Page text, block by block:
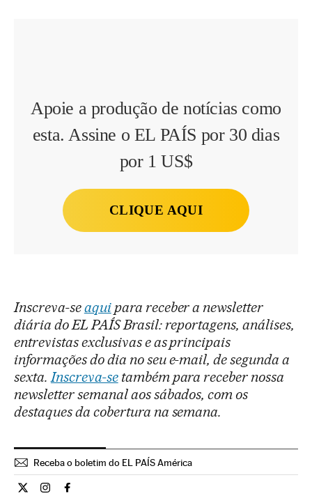
Apoie a produção de notícias como
esta. Assine o EL PAÍS por 30 dias
por 1 US$
CLIQUE AQUI
Inscreva-seaquipara receber a newsletter
diária do EL PAÍS Brasil: reportagens, análises,
entrevistas exclusivas e as principais
informações do dia no seu e-mail, de segunda a
sexta. Inscreva-setambém para receber nossa
newsletter semanal aos sábados, com os
destaques da cobertura na semana.
Receba o boletim do EL PAÍS América
Internacional El País Brasil en Twitter
Internacional El País Brasil en Instagram
Internacional El País Brasil en Facebook